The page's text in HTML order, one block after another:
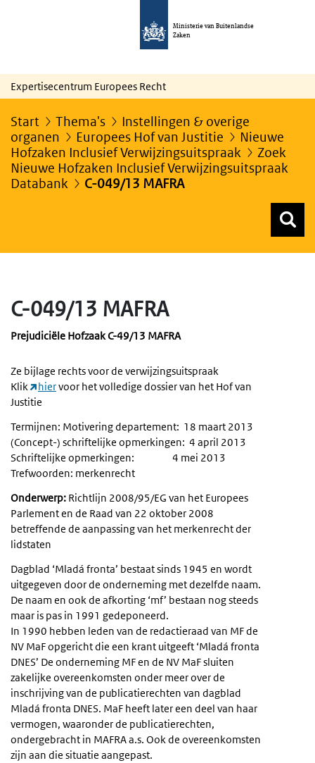
Ministerie van Buitenlandse
Zaken
Expertisecentrum Europees Recht
Start Thema's
Instellingen & overige
organen
Europees Hof van Justitie
Nieuwe
Hofzaken Inclusief Verwijzingsuitspraak
Zoek
Nieuwe Hofzaken Inclusief Verwijzingsuitspraak
Databank
C-049/13 MAFRA
C-049/13 MAFRA
Prejudiciële Hofzaak C-49/13 MAFRA
Ze bijlage rechts voor de verwijzingsuitspraak
Klik
hiervoor het volledige dossier van het Hof van
Justitie
Termijnen: Motivering departement: 18 maart 2013
(Concept-) schriftelijke opmerkingen: 4 april 2013
Schriftelijke opmerkingen: 4 mei 2013
Trefwoorden: merkenrecht
Onderwerp: Richtlijn 2008/95/EG van het Europees
Parlement en de Raad van 22 oktober 2008
betreffende de aanpassing van het merkenrecht der
lidstaten
Dagblad ‘Mladá fronta’ bestaat sinds 1945 en wordt
uitgegeven door de onderneming met dezelfde naam.
De naam en ook de afkorting ‘mf’ bestaan nog steeds
maar is pas in 1991 gedeponeerd.
In 1990 hebben leden van de redactieraad van MF de
NV MaF opgericht die een krant uitgeeft ‘Mladá fronta
DNES’ De onderneming MF en de NV MaF sluiten
zakelijke overeenkomsten onder meer over de
inschrijving van de publicatierechten van dagblad
Mladá fronta DNES. MaF heeft later een deel van haar
vermogen, waaronder de publicatierechten,
ondergebracht in MAFRA a.s. Ook de overeenkomsten
zijn aan die situatie aangepast.